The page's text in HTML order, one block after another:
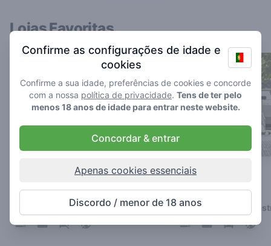
Lojas Favoritas
Missouri (De Smurf)
4.8/ 5
Coffeeshop em Maastricht
Mississippi
4.5/ 5
Coffeeshop em
Confirme as configurações de idade e
cookies
Confirme a sua idade, preferências de cookies e concorde
com a nossa política de privacidade. Tens de ter pelo
menos 18 anos de idade para entrar neste website.
Concordar & entrar
Apenas cookies essenciais
Discordo / menor de 18 anos